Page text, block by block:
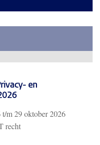
en
t/m29 oktober 2026
recht